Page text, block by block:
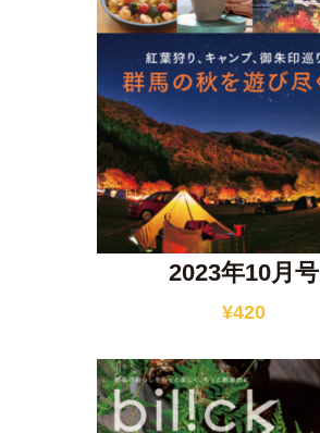
2023年10月号
¥420